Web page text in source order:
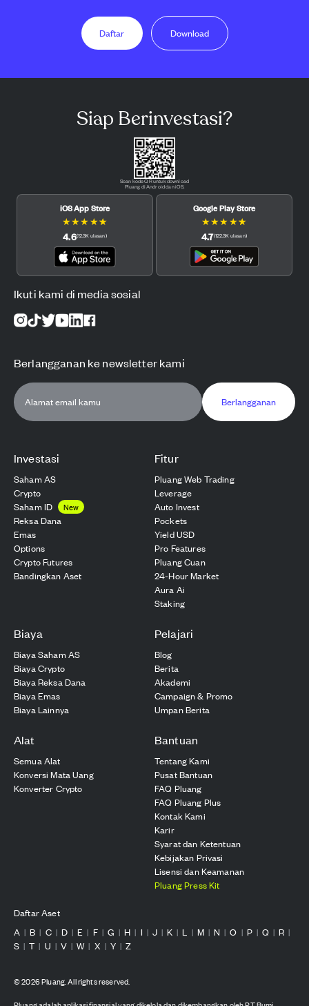
Daftar Download
Investasi
Saham AS
Crypto
Saham ID
New
Reksa Dana
Emas
Options
Crypto Futures
Bandingkan Aset
Fitur
Pluang Web Trading
Leverage
Auto Invest
Pockets
Yield USD
Pro Features
Pluang Cuan
24-Hour Market
Aura Ai
Staking
Biaya
Biaya Saham AS
Biaya Crypto
Biaya Reksa Dana
Biaya Emas
Biaya Lainnya
Pelajari
Blog
Berita
Akademi
Campaign & Promo
Umpan Berita
Alat
Semua Alat
Konversi Mata Uang
Konverter Crypto
Bantuan
Tentang Kami
Pusat Bantuan
FAQ Pluang
FAQ Pluang Plus
Kontak Kami
Karir
Syarat dan Ketentuan
Kebijakan Privasi
Lisensi dan Keamanan
Pluang Press Kit
Siap Berinvestasi?
Scan kode QR untuk download
Pluang di Android dan iOS.
iOS App Store
★★★ ★★
4.6(12.3K ulasan)
Google Play Store
★★★ ★★
4.7(122.3K ulasan)
Ikuti kami di media sosial
Berlangganan ke newsletter kami
Berlangganan
Daftar Aset
A | B | C | D | E | F | G | H | I | J | K | L | M | N | O | P | Q | R |
S | T | U | V | W | X | Y | Z
©2026Pluang. All rights reserved.